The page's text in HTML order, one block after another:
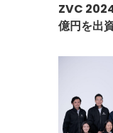
ZVC
億円を出